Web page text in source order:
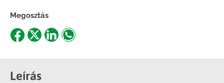
Megosztás
Share
Facebook
Share
X
ShareShare
Leírás